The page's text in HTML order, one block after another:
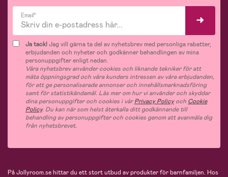
Email*
Ja tack!Jag vill gärna ta del av nyhetsbrev med personliga rabatter,
erbjudanden och nyheter och godkänner behandlingen av mina
personuppgifter enligt nedan.
Våra nyhetsbrev använder cookies och liknande tekniker för att
mäta öppningsgrad och våra kunders intressen av våra erbjudanden,
för att ge personaliserade annonser och innehållsmarknadsföring
samt för statistikändamål. Läs mer om hur vi använder och skyddar
dina personuppgifter och cookies i vårPrivacy Policyoch Cookie
Policy. Du kan när som helst återkalla ditt godkännande till
behandling av personuppgifter och cookies genom att avanmäla dig
från nyhetsbrevet.
På Jollyroom.se hittar du ett stort utbud av produkter för barnfamiljen. Hos